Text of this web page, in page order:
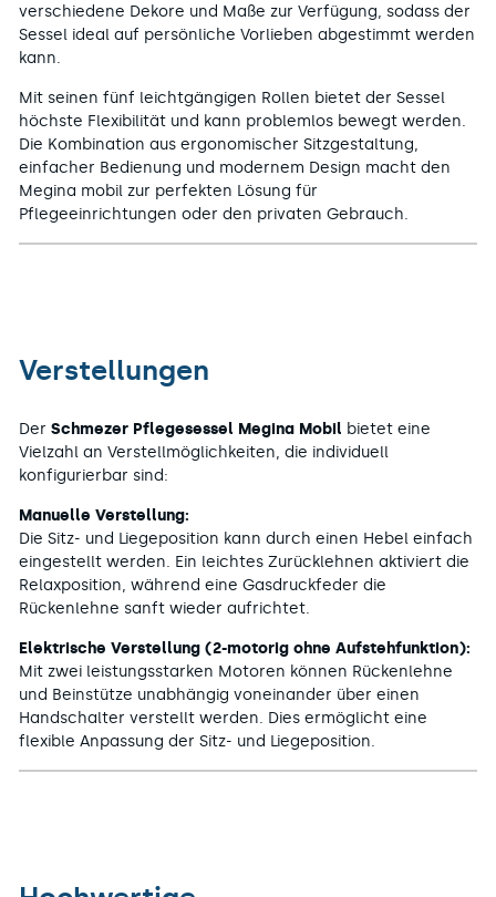
verschiedene Dekore und Maße zur Verfügung, sodass der
Sessel ideal auf persönliche Vorlieben abgestimmt werden
kann.
Mit seinen fünf leichtgängigen Rollen bietet der Sessel
höchste Flexibilität und kann problemlos bewegt werden.
Die Kombination aus ergonomischer Sitzgestaltung,
einfacher Bedienung und modernem Design macht den
Megina mobil zur perfekten Lösung für
Pflegeeinrichtungen oder den privaten Gebrauch.
Verstellungen
Der Schmezer Pflegesessel Megina Mobil bietet eine
Vielzahl an Verstellmöglichkeiten, die individuell
konfigurierbar sind:
Manuelle Verstellung:
Die Sitz- und Liegeposition kann durch einen Hebel einfach
eingestellt werden. Ein leichtes Zurücklehnen aktiviert die
Relaxposition, während eine Gasdruckfeder die
Rückenlehne sanft wieder aufrichtet.
Elektrische Verstellung (2-motorig ohne Aufstehfunktion):
Mit zwei leistungsstarken Motoren können Rückenlehne
und Beinstütze unabhängig voneinander über einen
Handschalter verstellt werden. Dies ermöglicht eine
flexible Anpassung der Sitz- und Liegeposition.